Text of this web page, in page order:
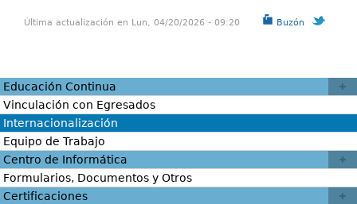
Buzón
Última actualización en Lun, 04/20/2026 - 09:20
Educación Continua
Vinculación con Egresados
Internacionalización
Equipo de Trabajo
Centro de Informática
Formularios, Documentos y Otros
Certificaciones